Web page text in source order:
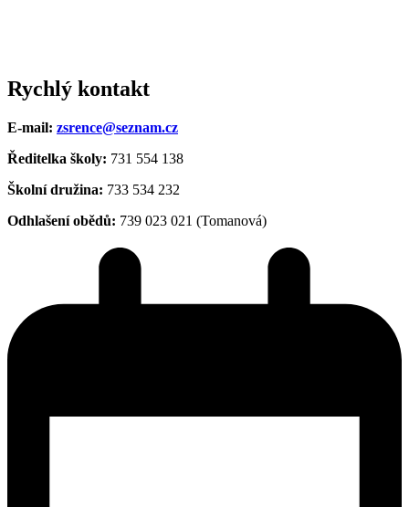
Rychlý kontakt
E-mail: zsrence@seznam.cz
Ředitelka školy: 731 554 138
Školní družina: 733 534 232
Odhlašení obědů: 739 023 021 (Tomanová)